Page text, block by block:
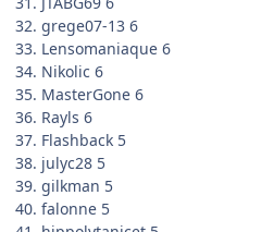
32. grege07-13 6
33. Lensomaniaque 6
34. Nikolic 6
35. MasterGone 6
36. Rayls 6
37. Flashback 5
38. julyc28 5
39. gilkman 5
40. falonne 5